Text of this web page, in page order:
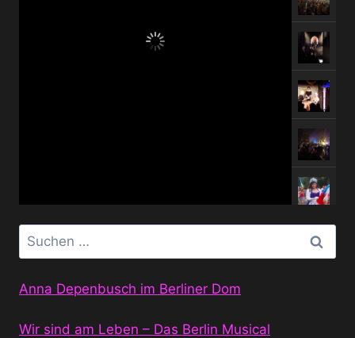
Suchen
nach:
Anna Depenbusch im Berliner Dom
Wir sind am Leben – Das Berlin Musical